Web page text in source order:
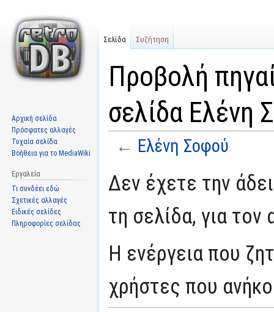
Προβολή
σελίδα Ελένη
← Ελένη Σοφού
στην
στην
Δεν έχετε την
τη σελίδα, για
Η ενέργεια που
χρήστες που
Σελίδα Συζήτηση
Αρχική σελίδα
Πρόσφατες αλλαγές
Τυχαία σελίδα
Βοήθεια για το MediaWiki
Εργαλεία
Τι συνδέει εδώ
Σχετικές αλλαγές
Ειδικές σελίδες
Πληροφορίες σελίδας